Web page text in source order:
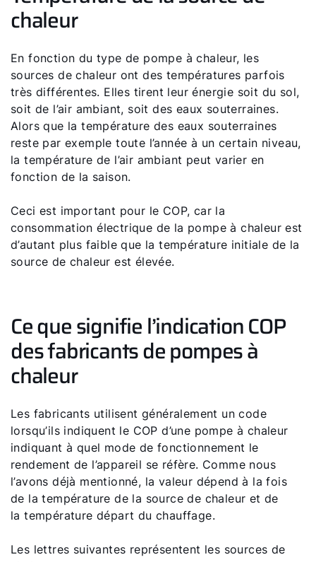
chaleur
En fonction du type de pompe à chaleur, les
sources de chaleur ont des températures parfois
très différentes. Elles tirent leur énergie soit du sol,
soit de l’air ambiant, soit des eaux souterraines.
Alors que la température des eaux souterraines
reste par exemple toute l’année à un certain niveau,
la température de l’air ambiant peut varier en
fonction de la saison.
Ceci est important pour le COP, car la
consommation électrique de la pompe à chaleur est
d’autant plus faible que la température initiale de la
source de chaleur est élevée.
Ce que signifie l’indication COP
des fabricants de pompes à
chaleur
Les fabricants utilisent généralement un code
lorsqu’ils indiquent le COP d’une pompe à chaleur
indiquant à quel mode de fonctionnement le
rendement de l’appareil se réfère. Comme nous
l’avons déjà mentionné, la valeur dépend à la fois
de la température de la source de chaleur et de
la température départ du chauffage.
Les lettres suivantes représentent les sources de
Bonjour !
Comment pouvons-nous vous aider ?
Assistance commerciale
Liens rapides
Enregistrement garantie
Formulaire de contact